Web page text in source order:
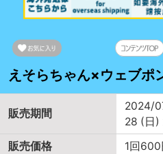
えそらちゃん×ウェブポ
販売期間
2024/
28 (日)
販売価格
1回